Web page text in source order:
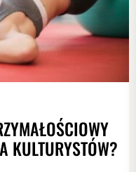
KULTURYSTÓW?